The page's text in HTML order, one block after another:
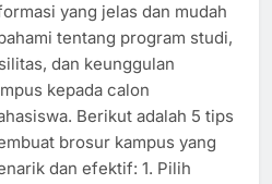
yang jelas dan mudah
tentang program studi,
dan keunggulan
kepada calon
Berikut adalah 5 tips
brosur kampus yang
dan efektif: 1. Pilih